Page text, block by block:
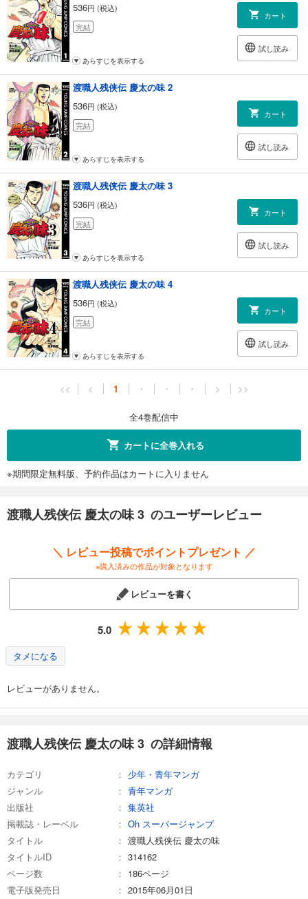
536円 (税込)
完結
カート
試し読み
あらすじを表示する
渡職人残侠伝 慶太の味 2
536円 (税込)
完結
カート
試し読み
あらすじを表示する
渡職人残侠伝 慶太の味 3
536円 (税込)
完結
カート
試し読み
あらすじを表示する
渡職人残侠伝 慶太の味 4
536円 (税込)
完結
カート
試し読み
あらすじを表示する
<< < 1 ・ ・ ・ > >>
全4巻配信中
カートに全巻入れる
※期間限定無料版、予約作品はカートに入りません
渡職人残侠伝 慶太の味 3 のユーザーレビュー
＼ レビュー投稿でポイントプレゼント ／
※購入済みの作品が対象となります
レビューを書く
5.0
タメになる
レビューがありません。
渡職人残侠伝 慶太の味 3 の詳細情報
カテゴリ
少年・青年マンガ
ジャンル
青年マンガ
出版社
集英社
掲載誌・レーベル
Oh スーパージャンプ
タイトル
渡職人残侠伝 慶太の味
タイトルID
314162
ページ数
186ページ
電子版発売日
2015年06月01日